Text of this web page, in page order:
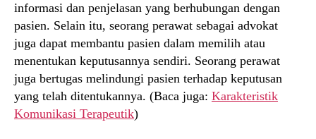
informasi dan penjelasan yang berhubungan dengan
pasien. Selain itu, seorang perawat sebagai advokat
juga dapat membantu pasien dalam memilih atau
menentukan keputusannya sendiri. Seorang perawat
juga bertugas melindungi pasien terhadap keputusan
yang telah ditentukannya. (Baca juga: Karakteristik
Komunikasi Terapeutik)